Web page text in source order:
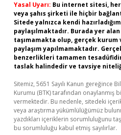
Yasal Uyarı: Bu internet sitesi,
veya şahıs şirketi ile hiçbir
Sitede yalnızca kendi
paylaşılmaktadır. Burada yer
taşımamakta olup, gerçek kurum
paylaşım yapılmamaktadır.
benzerlikleri tamamen
taslak halindedir ve tavsiye
Sitemiz, 5651 Sayılı Kanun gereğince
Kurumu (BTK) tarafından onaylanmış
vermektedir. Bu nedenle, sitedeki
veya araştırma yükümlülüğümüz
yazdıkları içeriklerin sorumluluğunu
bu sorumluluğu kabul etmiş sayılırlar.